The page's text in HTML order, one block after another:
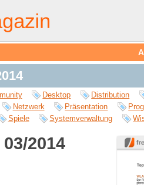
Desktop
Distribution
Netzwerk Präsentation
Spiele Systemverwaltung
03/2014